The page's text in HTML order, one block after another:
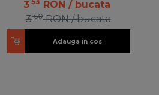
3 RON / bucata
360 RON / bucata
Adauga in cos